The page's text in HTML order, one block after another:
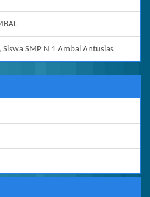
Siswa SMP N 1 Ambal Antusias